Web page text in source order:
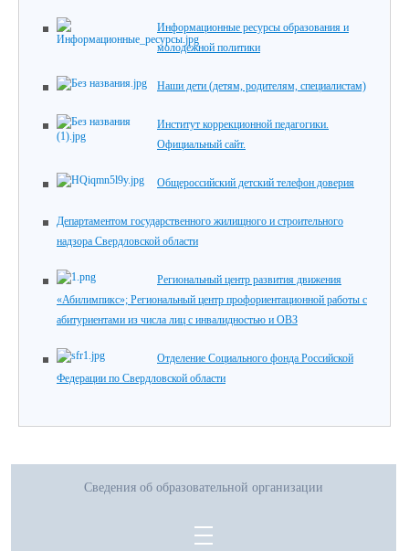
Информационные ресурсы образования и
молодежной политики
Наши дети (детям, родителям, специалистам)
Институт коррекционной педагогики.
Официальный сайт.
Общероссийский детский телефон доверия
Департаментом государственного жилищного и строительного
надзора Свердловской области
Региональный центр развития движения
«Абилимпикс»; Региональный центр профориентационной работы с
абитуриентами из числа лиц с инвалидностью и ОВЗ
Отделение Социального фонда Российской
Федерации по Свердловской области
Сведения об образовательной организации